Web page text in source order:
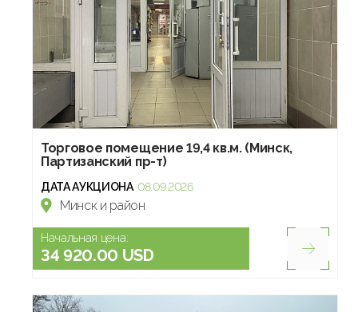
Торговое помещение 19,4 кв.м. (Минск,
Партизанский пр-т)
ДАТА АУКЦИОНА 08.09.2026
Минск и район
Начальная цена:
34 920.00 USD